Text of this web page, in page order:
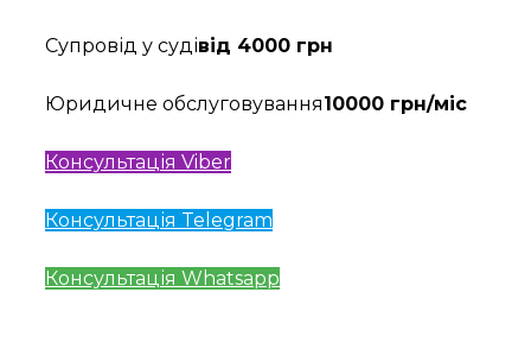
Супровід у судівід 4000 грн
Юридичне обслуговування10000 грн/міс
Консультація Viber
Консультація Telegram
Консультація Whatsapp